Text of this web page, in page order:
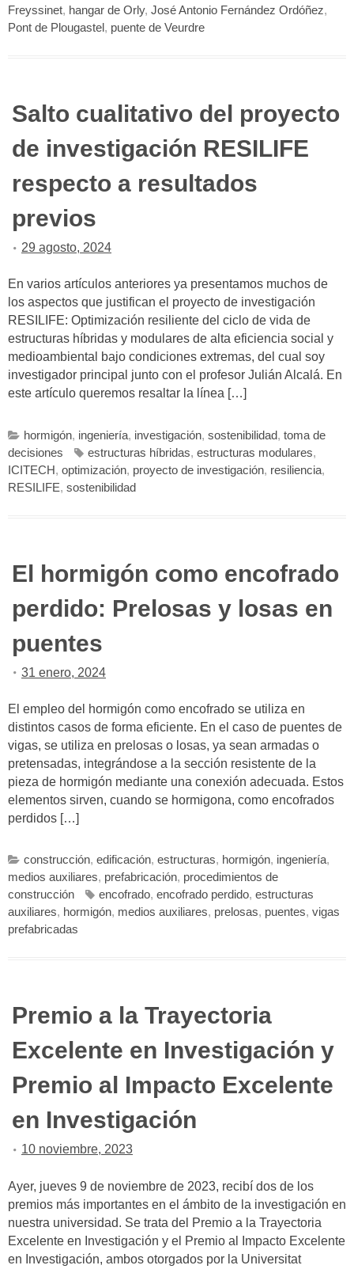
Freyssinet, hangar de Orly, José Antonio Fernández Ordóñez,
Pont de Plougastel , puente de Veurdre
Salto cualitativo del proyecto
de investigación RESILIFE
respecto a resultados
previos
29 agosto, 2024
En varios artículos anteriores ya presentamos muchos de
los aspectos que justifican el proyecto de investigación
RESILIFE: Optimización resiliente del ciclo de vida de
estructuras híbridas y modulares de alta eficiencia social y
medioambiental bajo condiciones extremas, del cual soy
investigador principal junto con el profesor Julián Alcalá. En
este artículo queremos resaltar la línea […]
hormigón, ingeniería, investigación, sostenibilidad, toma de
decisiones
estructuras híbridas, estructuras modulares,
ICITECH, optimización, proyecto de investigación, resiliencia,
RESILIFE, sostenibilidad
El hormigón como encofrado
perdido: Prelosas y losas en
puentes
31 enero, 2024
El empleo del hormigón como encofrado se utiliza en
distintos casos de forma eficiente. En el caso de puentes de
vigas, se utiliza en prelosas o losas, ya sean armadas o
pretensadas, integrándose a la sección resistente de la
pieza de hormigón mediante una conexión adecuada. Estos
elementos sirven, cuando se hormigona, como encofrados
perdidos […]
construcción, edificación, estructuras, hormigón, ingeniería,
medios auxiliares, prefabricación, procedimientos de
construcción
encofrado, encofrado perdido, estructuras
auxiliares, hormigón, medios auxiliares, prelosas, puentes, vigas
prefabricadas
Premio a la Trayectoria
Excelente en Investigación y
Premio al Impacto Excelente
en Investigación
10 noviembre, 2023
Ayer, jueves 9 de noviembre de 2023, recibí dos de los
premios más importantes en el ámbito de la investigación en
nuestra universidad. Se trata del Premio a la Trayectoria
Excelente en Investigación y el Premio al Impacto Excelente
en Investigación, ambos otorgados por la Universitat